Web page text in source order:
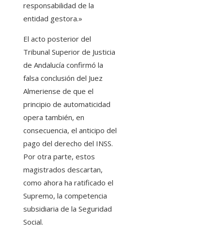
responsabilidad de la
entidad gestora.»
El acto posterior del
Tribunal Superior de Justicia
de Andalucía confirmó la
falsa conclusión del Juez
Almeriense de que el
principio de automaticidad
opera también, en
consecuencia, el anticipo del
pago del derecho del INSS.
Por otra parte, estos
magistrados descartan,
como ahora ha ratificado el
Supremo, la competencia
subsidiaria de la Seguridad
Social.